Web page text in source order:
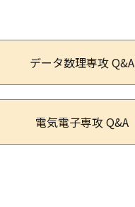
データ数理専攻 Q&A
電気電子専攻 Q&A